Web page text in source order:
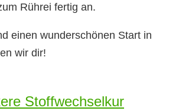
Rührei fertig an.
einen wunderschönen Start in
wir dir!
Stoffwechselkur